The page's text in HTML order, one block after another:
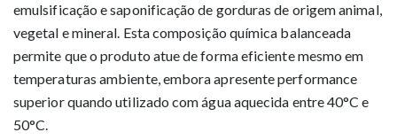
emulsificação e saponificação de gorduras de origem animal,
vegetal e mineral. Esta composição química balanceada
permite que o produto atue de forma eficiente mesmo em
temperaturas ambiente, embora apresente performance
superior quando utilizado com água aquecida entre 40°C e
50°C.